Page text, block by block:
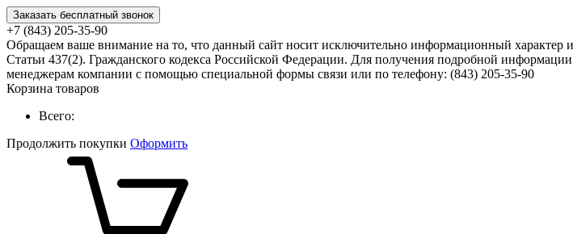
Заказать бесплатный звонок
+7 (843) 205-35-90
Обращаем ваше внимание на то, что данный сайт носит исключительно информационный характер
Статьи 437(2). Гражданского кодекса Российской Федерации. Для получения подробной
менеджерам компании с помощью специальной формы связи или по телефону: (843) 205-35-90
Корзина товаров
Всего:
Продолжить покупки Оформить